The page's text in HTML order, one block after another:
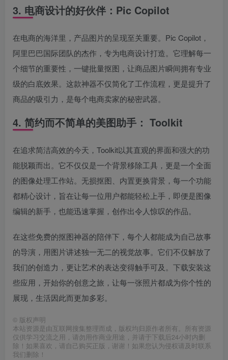
3. 电商设计的好伙伴：Pic Copilot
在电商的海洋里，产品图片的呈现至关重要。Pic Copilot，
阿里巴巴国际团队的杰作，专为电商设计打造。它理解每一
个细节的重要性，一键批量抠图，让商品图片瞬间拥有专业
级的白底效果。这款神器不仅简化了工作流程，更是提升了
商品的吸引力，是每个电商卖家的秘密武器。
4. 简约而不简单的美图助手： Toolkit
在追求简洁高效的今天，Toolkit以其直观的界面和强大的功
能脱颖而出。它不仅仅是一个背景移除工具，更是一个全面
的图像处理工作站。无损抠图、内置更换背景，每一个功能
都精心设计，旨在让每一位用户都能轻松上手，即便是图像
编辑的新手，也能迅速掌握，创作出令人惊叹的作品。
在这些免费的抠图神器的陪伴下，每个人都能成为自己故事
的导演，用图片讲述独一无二的视觉故事。它们不仅解放了
我们的创造力，更让艺术的表达变得触手可及。下载安装这
些应用，开始你的创意之旅，让每一张照片都成为你个性的
展现，生活因此而更加多彩。
© 版权声明
本站资源是由互联网搜集整理而成，版权均归原作者所有。所有资源
仅供学习交流之用，请勿用作商业用途，并请于下载后24小时内删
除！如果喜欢，请自己购买正版，谢谢！如果您认为侵权请及时联系
我们删除！